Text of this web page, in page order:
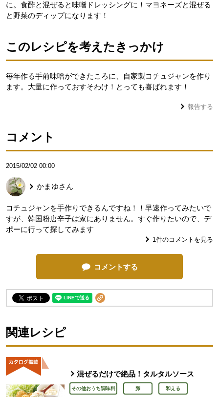
に。食酢と混ぜると味噌ドレッシングに！マヨネーズと混ぜる
と野菜のディップになります！
このレシピを考えたきっかけ
毎年作る手前味噌ができたころに、自家製コチュジャンを作り
ます。大量に作っておすそわけ！とっても喜ばれます！
報告する
コメント
2015/02/02 00:00
かまゆさん
コチュジャンを手作りできるんですね！！早速作ってみたいで
すが、韓国粉唐辛子は家にありません。すぐ作りたいので、デ
ポーに行って探してみます
1件のコメントを見る
コメントする
関連レシピ
混ぜるだけで絶品！タルタルソース
その他おうち調味料 卵 和える